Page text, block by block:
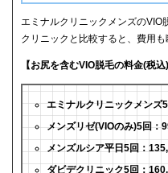
エミナルクリニックメンズのVIO
クリニックと比較すると、費用も
【お尻を含むVIO脱毛の料金(税込)
エミナルクリニックメンズ
メンズリゼ(VIOのみ)5回：
メンズルシア平日5回：
ダビデクリニック5回：